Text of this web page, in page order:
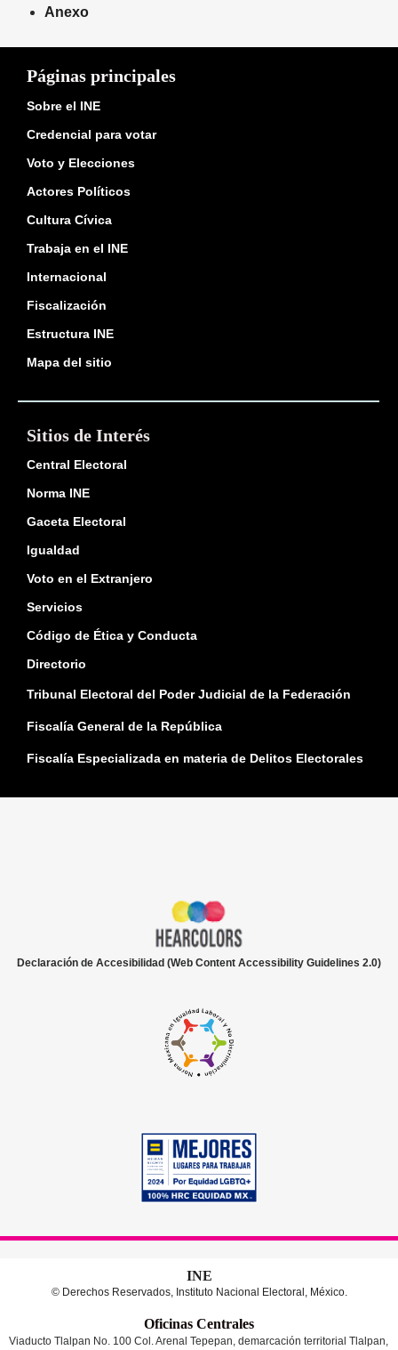
Anexo
Páginas principales
Sobre el INE
Credencial para votar
Voto y Elecciones
Actores Políticos
Cultura Cívica
Trabaja en el INE
Internacional
Fiscalización
Estructura INE
Mapa del sitio
Sitios de Interés
Central Electoral
Norma INE
Gaceta Electoral
Igualdad
Voto en el Extranjero
Servicios
Código de Ética y Conducta
Directorio
Tribunal Electoral del Poder Judicial de la Federación
Fiscalía General de la República
Fiscalía Especializada en materia de Delitos Electorales
Declaración de Accesibilidad (Web Content Accessibility Guidelines 2.0)
INE
© Derechos Reservados, Instituto Nacional Electoral, México.
Oficinas Centrales
Viaducto Tlalpan No. 100 Col. Arenal Tepepan, demarcación territorial Tlalpan,